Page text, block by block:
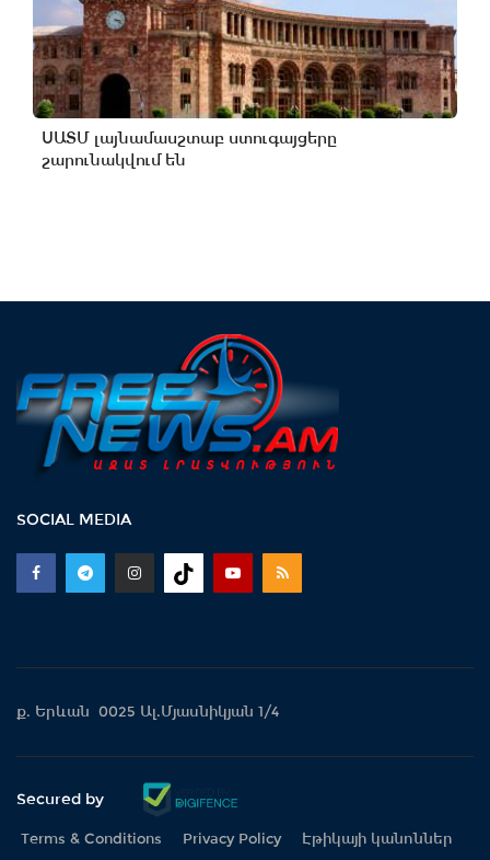
ՍԱՏՄ լայնամասշտաբ ստուգայցերը
շարունակվում են
SOCIAL MEDIA
ք. Երևան 0025 Ալ.Մյասնիկյան 1/4
Secured by
Terms & Conditions Privacy Policy Էթիկայի կանոններ